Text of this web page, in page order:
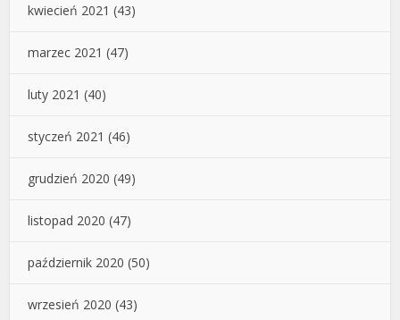
kwiecień 2021 (43)
marzec 2021 (47)
luty 2021 (40)
styczeń 2021 (46)
grudzień 2020 (49)
listopad 2020 (47)
październik 2020 (50)
wrzesień 2020 (43)